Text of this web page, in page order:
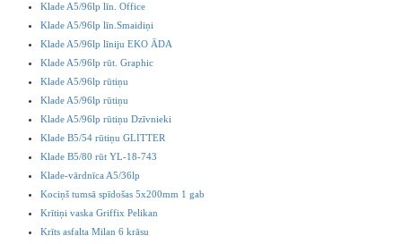
Klade A5/96lp līn. Office
Klade A5/96lp līn.Smaidiņi
Klade A5/96lp līniju EKO ĀDA
Klade A5/96lp rūt. Graphic
Klade A5/96lp rūtiņu
Klade A5/96lp rūtiņu
Klade A5/96lp rūtiņu Dzīvnieki
Klade B5/54 rūtiņu GLITTER
Klade B5/80 rūt YL-18-743
Klade-vārdnīca A5/36lp
Kociņš tumsā spīdošas 5x200mm 1 gab
Krītiņi vaska Griffix Pelikan
Krīts asfalta Milan 6 krāsu